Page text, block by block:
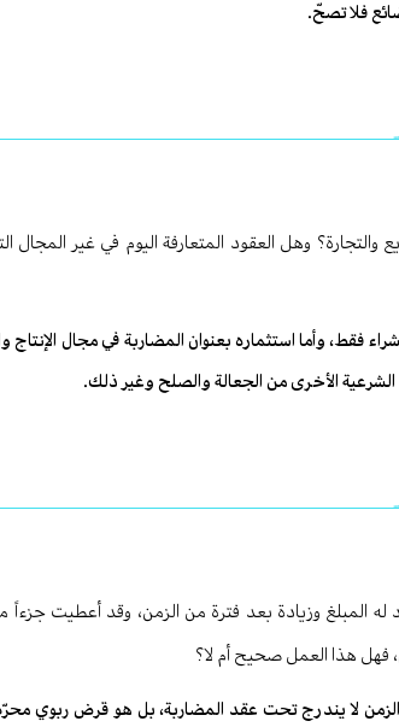
فلا تصحّ.
وهل العقود المتعارفة اليوم في غير المجال
فقط، وأما استثماره بعنوان المضاربة في مجال الإنتاج
الأخرى من الجعالة والصلح وغير ذلك.
المبلغ وزيادة بعد فترة من الزمن، وقد أعطيت جزءاً
فهل هذا العمل صحيح أم لا؟
لا يندرج تحت عقد المضاربة، بل هو قرض ربوي